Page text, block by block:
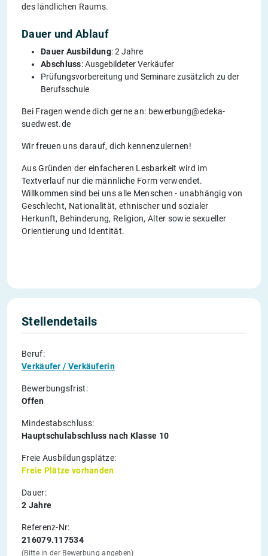
des ländlichen Raums.
Dauer und Ablauf
Dauer Ausbildung: 2 Jahre
Abschluss: Ausgebildeter Verkäufer
Prüfungsvorbereitung und Seminare zusätzlich zu der
Berufsschule
Bei Fragen wende dich gerne an: bewerbung@edeka-
suedwest.de
Wir freuen uns darauf, dich kennenzulernen!
Aus Gründen der einfacheren Lesbarkeit wird im
Textverlauf nur die männliche Form verwendet.
Willkommen sind bei uns alle Menschen - unabhängig von
Geschlecht, Nationalität, ethnischer und sozialer
Herkunft, Behinderung, Religion, Alter sowie sexueller
Orientierung und Identität.
Stellendetails
Beruf:
Verkäufer / Verkäuferin
Bewerbungsfrist:
Offen
Mindestabschluss:
Hauptschulabschluss nach Klasse 10
Freie Ausbildungsplätze:
Freie Plätze vorhanden
Dauer:
2 Jahre
Referenz-Nr:
216079.117534
(Bitte in der Bewerbung angeben)